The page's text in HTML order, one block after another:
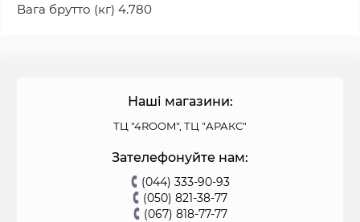
Вага брутто (кг) 4.780
Наші магазини:
ТЦ "4ROOM", ТЦ "АРАКС"
Зателефонуйте нам:
(044) 333-90-93
(050) 821-38-77
(067) 818-77-77